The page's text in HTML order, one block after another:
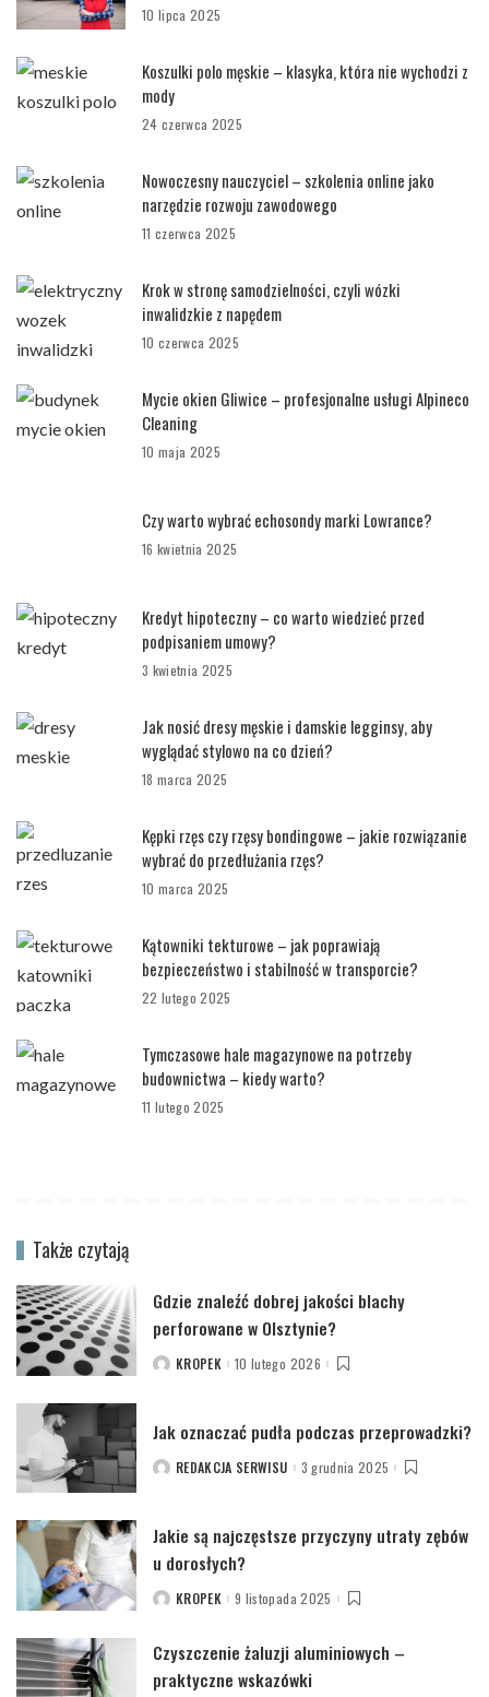
10 lipca 2025
Koszulki polo męskie – klasyka, która nie wychodzi z
mody
24 czerwca 2025
Nowoczesny nauczyciel – szkolenia online jako
narzędzie rozwoju zawodowego
11 czerwca 2025
Krok w stronę samodzielności, czyli wózki
inwalidzkie z napędem
10 czerwca 2025
Mycie okien Gliwice – profesjonalne usługi Alpineco
Cleaning
10 maja 2025
Czy warto wybrać echosondy marki Lowrance?
16 kwietnia 2025
Kredyt hipoteczny – co warto wiedzieć przed
podpisaniem umowy?
3 kwietnia 2025
Jak nosić dresy męskie i damskie legginsy, aby
wyglądać stylowo na co dzień?
18 marca 2025
Kępki rzęs czy rzęsy bondingowe – jakie rozwiązanie
wybrać do przedłużania rzęs?
10 marca 2025
Kątowniki tekturowe – jak poprawiają
bezpieczeństwo i stabilność w transporcie?
22 lutego 2025
Tymczasowe hale magazynowe na potrzeby
budownictwa – kiedy warto?
11 lutego 2025
Także czytają
Gdzie znaleźć dobrej jakości blachy
perforowane w Olsztynie?
POSTEDKROPEK 10 lutego 2026
Jak oznaczać pudła podczas przeprowadzki?
POSTEDREDAKCJA SERWISU 3 grudnia 2025
Jakie są najczęstsze przyczyny utraty zębów
u dorosłych?
POSTEDKROPEK 9 listopada 2025
Czyszczenie żaluzji aluminiowych –
praktyczne wskazówki